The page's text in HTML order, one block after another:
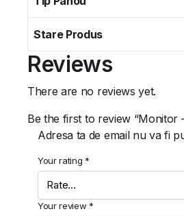
Stare Produs
Reviews
There are no reviews yet.
Be the first to review “Monitor
Adresa ta de email nu va fi
Your rating *
Your review *